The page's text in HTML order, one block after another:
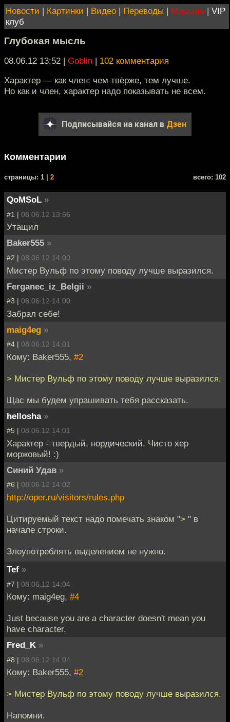
Новости | Картинки | Видео | Переводы | Магазин | VIP
клуб
Глубокая мысль
08.06.12 13:52 | Goblin | 102 комментария
Характер — как член: чем твёрже, тем лучше.
Но как и член, характер надо показывать не всем.
Подписывайся на канал в Дзен
Комментарии
cтраницы: 1 | 2 всего: 102
QoMSoL »
#1 | 08.06.12 13:56
Утащил
Baker555 »
#2 | 08.06.12 14:00
Мистер Вульф по этому поводу лучше выразился.
Ferganec_iz_Belgii »
#3 | 08.06.12 14:00
Забрал себе!
maig4eg »
#4 | 08.06.12 14:01
Кому: Baker555, #2
> Мистер Вульф по этому поводу лучше выразился.
Щас мы будем упрашивать тебя рассказать.
hellosha »
#5 | 08.06.12 14:01
Характер - твердый, нордический. Чисто хер
моржовый! :)
Синий Удав »
#6 | 08.06.12 14:02
http://oper.ru/visitors/rules.php
Цитируемый текст надо помечать знаком "> " в
начале строки.
Злоупотреблять выделением не нужно.
Tef »
#7 | 08.06.12 14:04
Кому: maig4eg, #4
Just because you are a character doesn't mean you
have character.
Fred_K »
#8 | 08.06.12 14:04
Кому: Baker555, #2
> Мистер Вульф по этому поводу лучше выразился.
Напомни.